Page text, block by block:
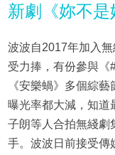
新劇《妳不
波波自2017年加入
受力捧，有份參與《
《安樂蝸》多個綜
曝光率都大減，知道
子朗等人合拍無綫劇
手。波波日前接受傳